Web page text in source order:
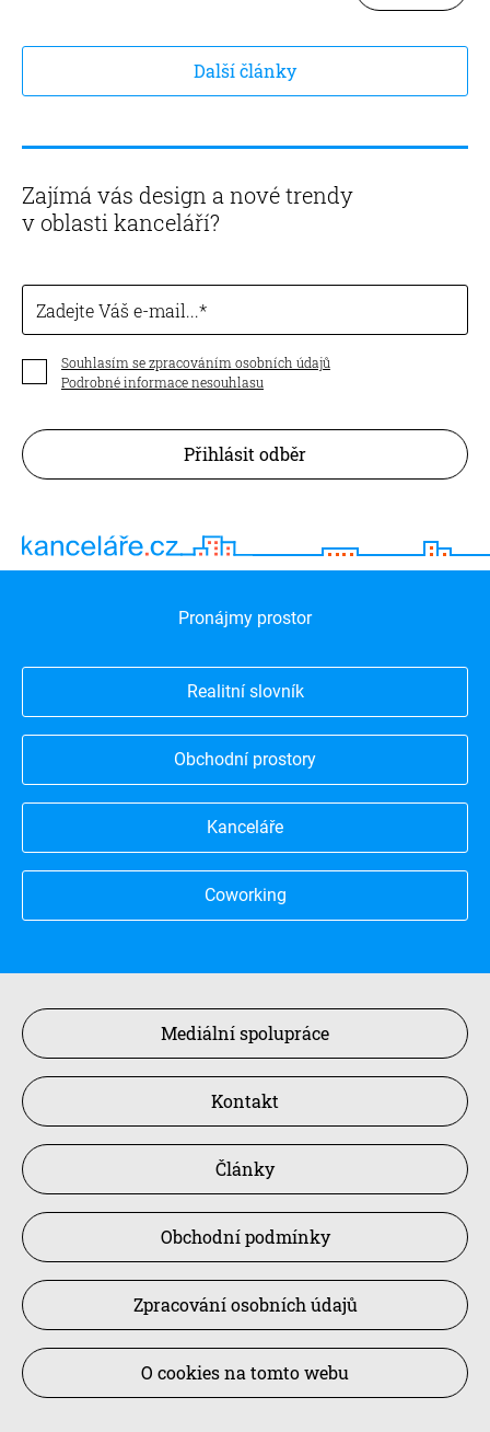
Další články
Zajímá vás design a nové trendy
v oblasti kanceláří?
Zadejte Váš e-mail...
Souhlasím se zpracováním osobních údajů
Podrobné informace nesouhlasu
Přihlásit odběr
Pronájmy prostor
Realitní slovník
Obchodní prostory
Kanceláře
Coworking
Mediální spolupráce
Kontakt
Články
Obchodní podmínky
Zpracování osobních údajů
O cookies na tomto webu